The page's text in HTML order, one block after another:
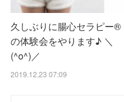
久しぶりに腸心セラピー®︎
の体験会をやります♪ ＼
(^o^)／
2019.12.23 07:09